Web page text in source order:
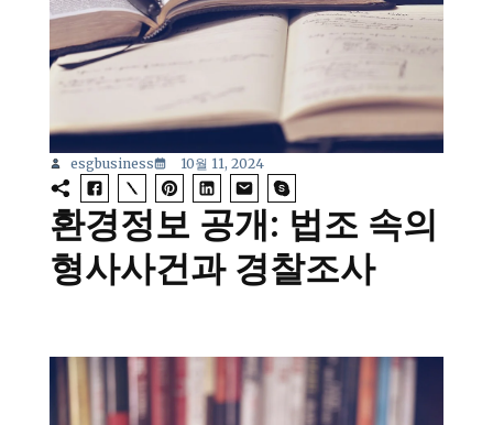
esgbusiness 10월 11, 2024
환경정보 공개: 법조 속의
형사사건과 경찰조사